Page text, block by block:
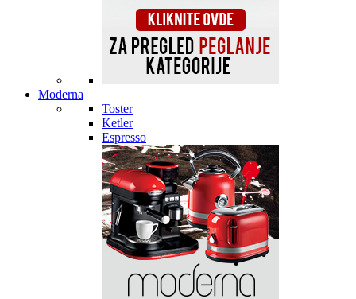
Moderna
Toster
Ketler
Espresso